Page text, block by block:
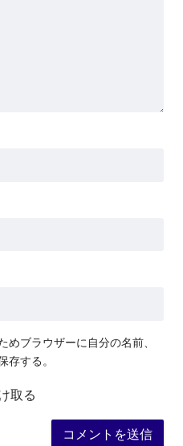
めブラウザーに自分の名前、
存する。
取る